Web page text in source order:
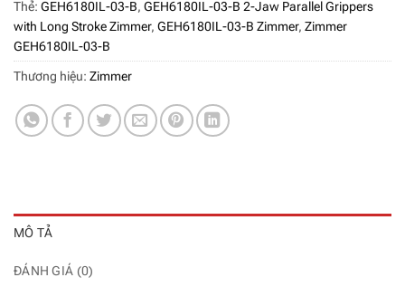
Thẻ: GEH6180IL-03-B, GEH6180IL-03-B 2-Jaw Parallel Grippers
with Long Stroke Zimmer, GEH6180IL-03-B Zimmer, Zimmer
GEH6180IL-03-B
Thương hiệu: Zimmer
MÔ TẢ
ĐÁNH GIÁ (0)